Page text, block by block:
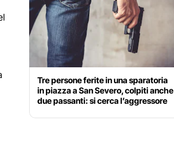
Tre persone ferite in una sparatoria
in piazza a San Severo, colpiti anche
due passanti: si cerca l’aggressore